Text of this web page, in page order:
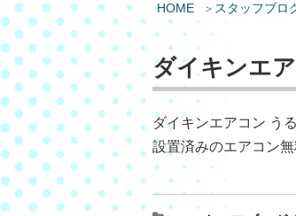
HOME スタッフブロ
ダイキンエ
ダイキンエアコン う
設置済みのエアコン